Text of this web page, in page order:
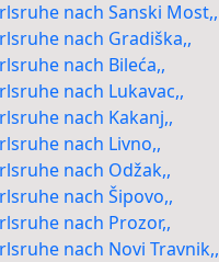
nach Sanski Most,,
nach Gradiška,,
nach Bileća,,
nach Lukavac,,
nach Kakanj,,
nach Livno,,
nach Odžak,,
nach Šipovo,,
nach Prozor,,
nach Novi Travnik,,